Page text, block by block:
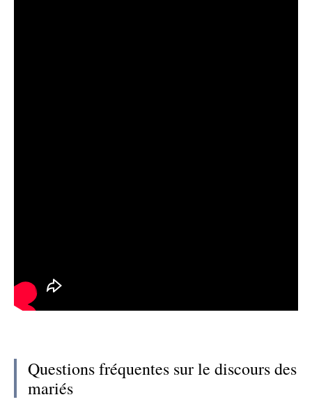
Questions fréquentes sur le discours des
mariés